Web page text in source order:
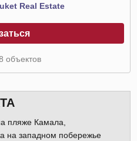
Real Estate
объектов
пляже Камала,
на западном побережье